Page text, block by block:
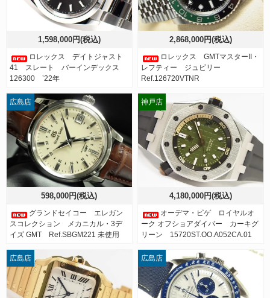
1,598,000円(税込)
ロレックス デイトジャスト
41 スレート バーインデックス
126300 ’22年
2,868,000円(税込)
ロレックス GMTマスターII・
レフティー ジュビリー
Ref.126720VTNR
598,000円(税込)
グランドセイコー エレガン
スコレクション メカニカル・3デ
イズ GMT Ref.SBGM221 未使用
広島店
4,180,000円(税込)
オーデマ・ピゲ ロイヤルオ
ーク オフショアダイバー カーキグ
リーン 15720ST.OO.A052CA.01
神戸店
広島店 広島店